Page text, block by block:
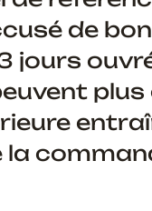
de
jours
la